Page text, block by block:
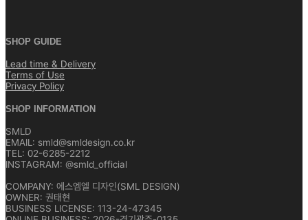
SHOP GUIDE
Lead time & Delivery
Terms of Use
Privacy Policy
SHOP INFORMATION
SMLD
EMAIL: smld@smldesign.co.kr
TEL: 02-6285-2212
INSTAGRAM: @smld_official
COMPANY: 에스엠엘 디자인(SML DESIGN)
OWNER: 권태현
BUSINESS LICENSE: 113-24-47345